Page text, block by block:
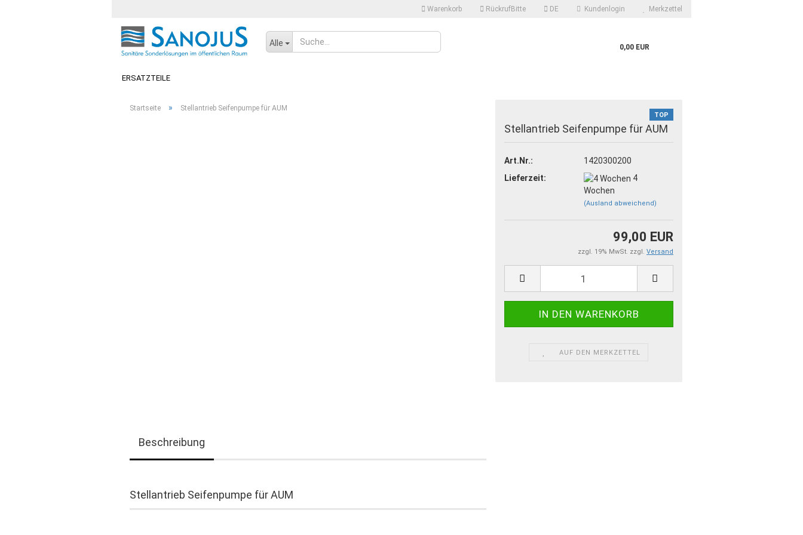
Warenkorb RückrufBitte DE
Sprache auswählen
Kundenlogin
Konto erstellen
Merkzettel
Alle 0,00 EUR
ERSATZTEILE
Startseite » Stellantrieb Seifenpumpe für AUM
TOP
Stellantrieb Seifenpumpe für AUM
Art.Nr.:
1420300200
Lieferzeit:
4
Wochen
(Ausland abweichend)
99,00 EUR
zzgl. 19% MwSt. zzgl. Versand
AUF DEN MERKZETTEL
Beschreibung
Stellantrieb Seifenpumpe für AUM